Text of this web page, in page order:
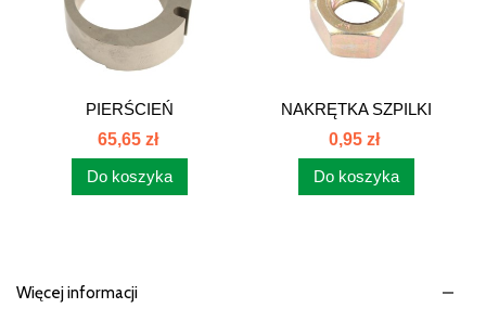
PIERŚCIEŃ
KRZYWKOWY...
65,65 zł
Do koszyka
NAKRĘTKA SZPILKI
KOLEKTORA...
0,95 zł
Do koszyka
Więcej informacji